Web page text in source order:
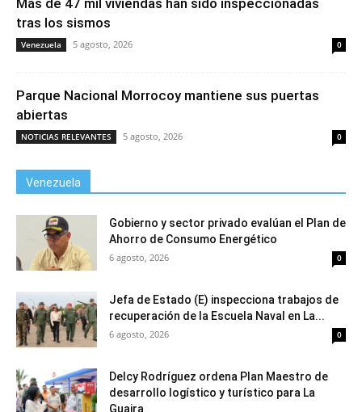
Más de 47 mil viviendas han sido inspeccionadas
tras los sismos
Venezuela 5 agosto, 2026 0
Parque Nacional Morrocoy mantiene sus puertas
abiertas
NOTICIAS RELEVANTES 5 agosto, 2026 0
Venezuela
Gobierno y sector privado evalúan el Plan de
Ahorro de Consumo Energético
6 agosto, 2026 0
Jefa de Estado (E) inspecciona trabajos de
recuperación de la Escuela Naval en La...
6 agosto, 2026 0
Delcy Rodríguez ordena Plan Maestro de
desarrollo logístico y turístico para La
Guaira